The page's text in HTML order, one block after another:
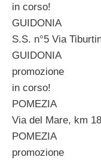
in corso!
GUIDONIA
S.S. n°5 Via
GUIDONIA
promozione
in corso!
POMEZIA
Via del Mare, km
POMEZIA
promozione